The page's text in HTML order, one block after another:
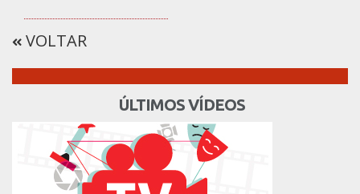
VOLTAR
ÚLTIMOS VÍDEOS